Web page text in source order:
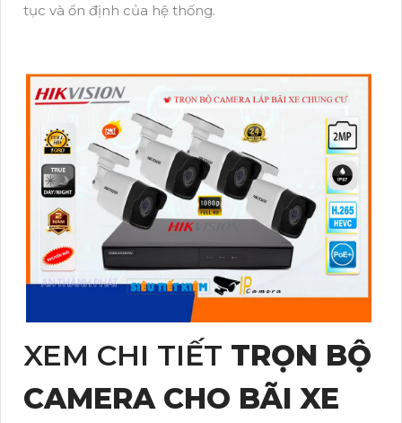
tục và ổn định của hệ thống.
XEM CHI TIẾT TRỌN BỘ
CAMERA CHO BÃI XE